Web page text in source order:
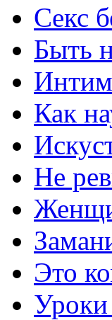
Секс
Быть
Как
Не
Это
Уроки